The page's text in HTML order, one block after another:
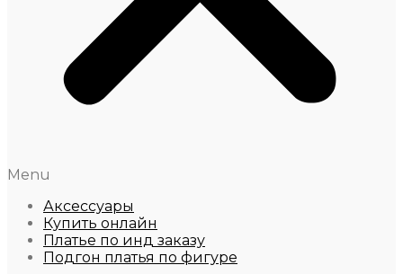
Menu
Аксессуары
Купить онлайн
Платье по инд заказу
Подгон платья по фигуре